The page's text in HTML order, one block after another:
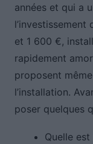
années et qui a
et 1 600 €,
rapidement
proposent
l’installation.
poser quelques
Quelle